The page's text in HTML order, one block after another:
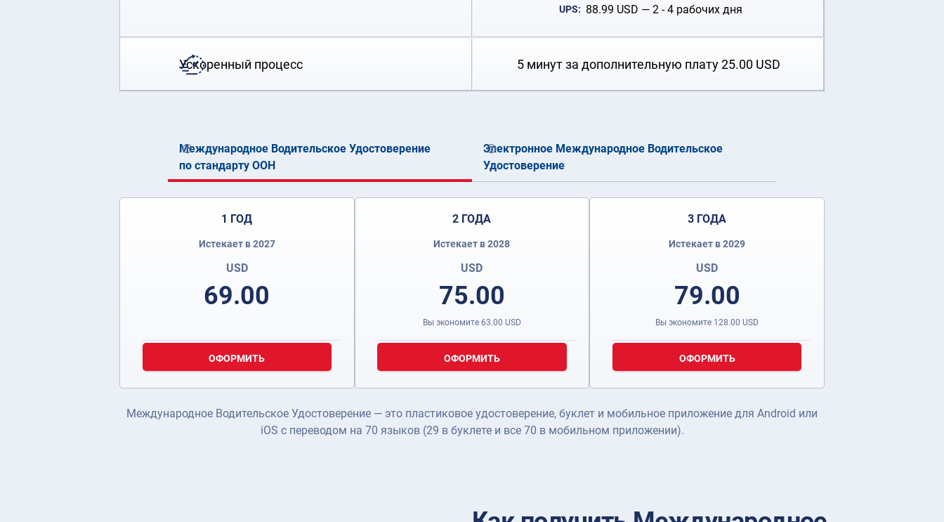
UPS: 88.99 USD — 2 - 4 рабочих дня
Ускоренный процесс 5 минут за дополнительную плату25.00 USD
Международное Водительское Удостоверение
по стандарту ООН
Электронное Международное Водительское
Удостоверение
1 ГОД
Истекает в 2027
USD
69.00
ОФОРМИТЬ
2 ГОДА
Истекает в 2028
USD
75.00
Вы экономите 63.00 USD
ОФОРМИТЬ
3 ГОДА
Истекает в 2029
USD
79.00
Вы экономите 128.00 USD
ОФОРМИТЬ
Международное Водительское Удостоверение — это пластиковое удостоверение, буклет и мобильное приложение для Android или
iOS с переводом на 70 языков (29 в буклете и все 70 в мобильном приложении).